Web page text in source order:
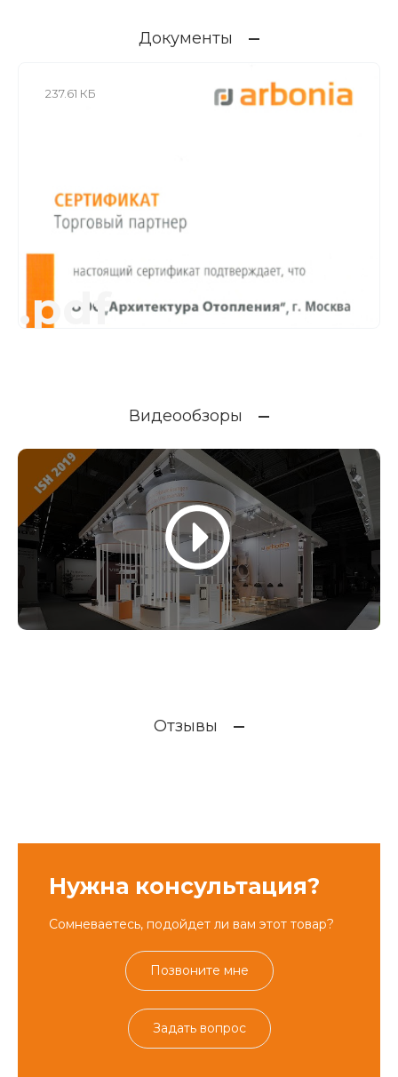
Документы
237.61 КБ
.pdf
Видеообзоры
Отзывы
Нужна консультация?
Сомневаетесь, подойдет ли вам этот товар?
Позвоните мне
Задать вопрос